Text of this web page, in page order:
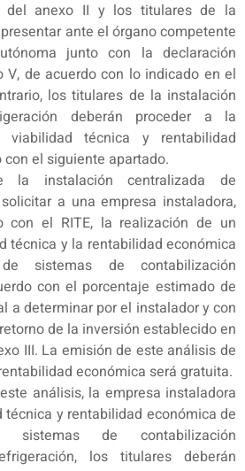
del anexo II y los titulares de la
ante el órgano competente
junto con la declaración
V, de acuerdo con lo indicado en el
los titulares de la instalación
deberán proceder a la
técnica y rentabilidad
el siguiente apartado.
instalación centralizada de
a una empresa instaladora,
con el RITE, la realización de un
técnica y la rentabilidad económica
sistemas de contabilización
con el porcentaje estimado de
a determinar por el instalador y con
de la inversión establecido en
III. La emisión de este análisis de
económica será gratuita.
análisis, la empresa instaladora
y rentabilidad económica de
de contabilización
los titulares deberán